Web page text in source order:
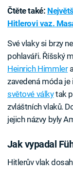
Čtěte také:
Hitlerovi vaz.
Své vlaky si brzy
pohlaváři. Říšský
Heinrich Himmler
zavedená móda je
světové válkytak
zvláštních vlaků.
jejich názvy byly
Jak vypadal
Hitlerův vlak